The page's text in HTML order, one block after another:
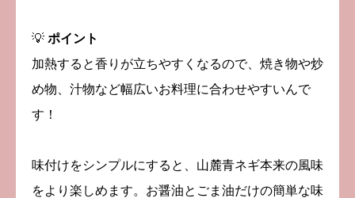
💡 ポイント
加熱すると香りが立ちやすくなるので、焼き物や炒
め物、汁物など幅広いお料理に合わせやすいんで
す！
味付けをシンプルにすると、山麓青ネギ本来の風味
をより楽しめます。お醤油とごま油だけの簡単な味